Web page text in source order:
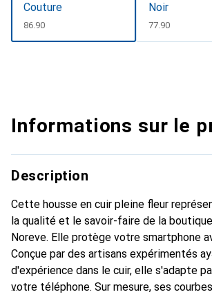
Couture
CHF
86.90
Noir
CHF
77.90
Informations sur le
Description
Cette housse en cuir pleine fleur
la qualité et le savoir-faire de la
Noreve. Elle protège votre smartphone
Conçue par des artisans expérimentés
d'expérience dans le cuir, elle s'adapte
votre téléphone. Sur mesure, ses